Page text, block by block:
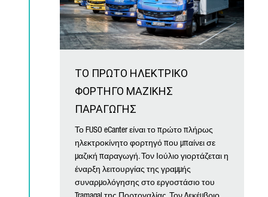
ΤΟ ΠΡΩΤΟ ΗΛΕΚΤΡΙΚΟ
ΦΟΡΤΗΓΟ ΜΑΖΙΚΗΣ
ΠΑΡΑΓΩΓΗΣ
Το FUSO eCanter είναι το πρώτο πλήρως
ηλεκτροκίνητο φορτηγό που μπαίνει σε
μαζική παραγωγή. Τον Ιούλιο γιορτάζεται η
έναρξη λειτουργίας της γραμμής
συναρμολόγησης στο εργοστάσιο του
Tramagal της Πορτογαλίας. Τον Δεκέμβριο,